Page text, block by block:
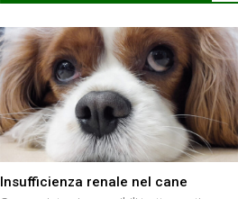
Insufficienza renale nel cane